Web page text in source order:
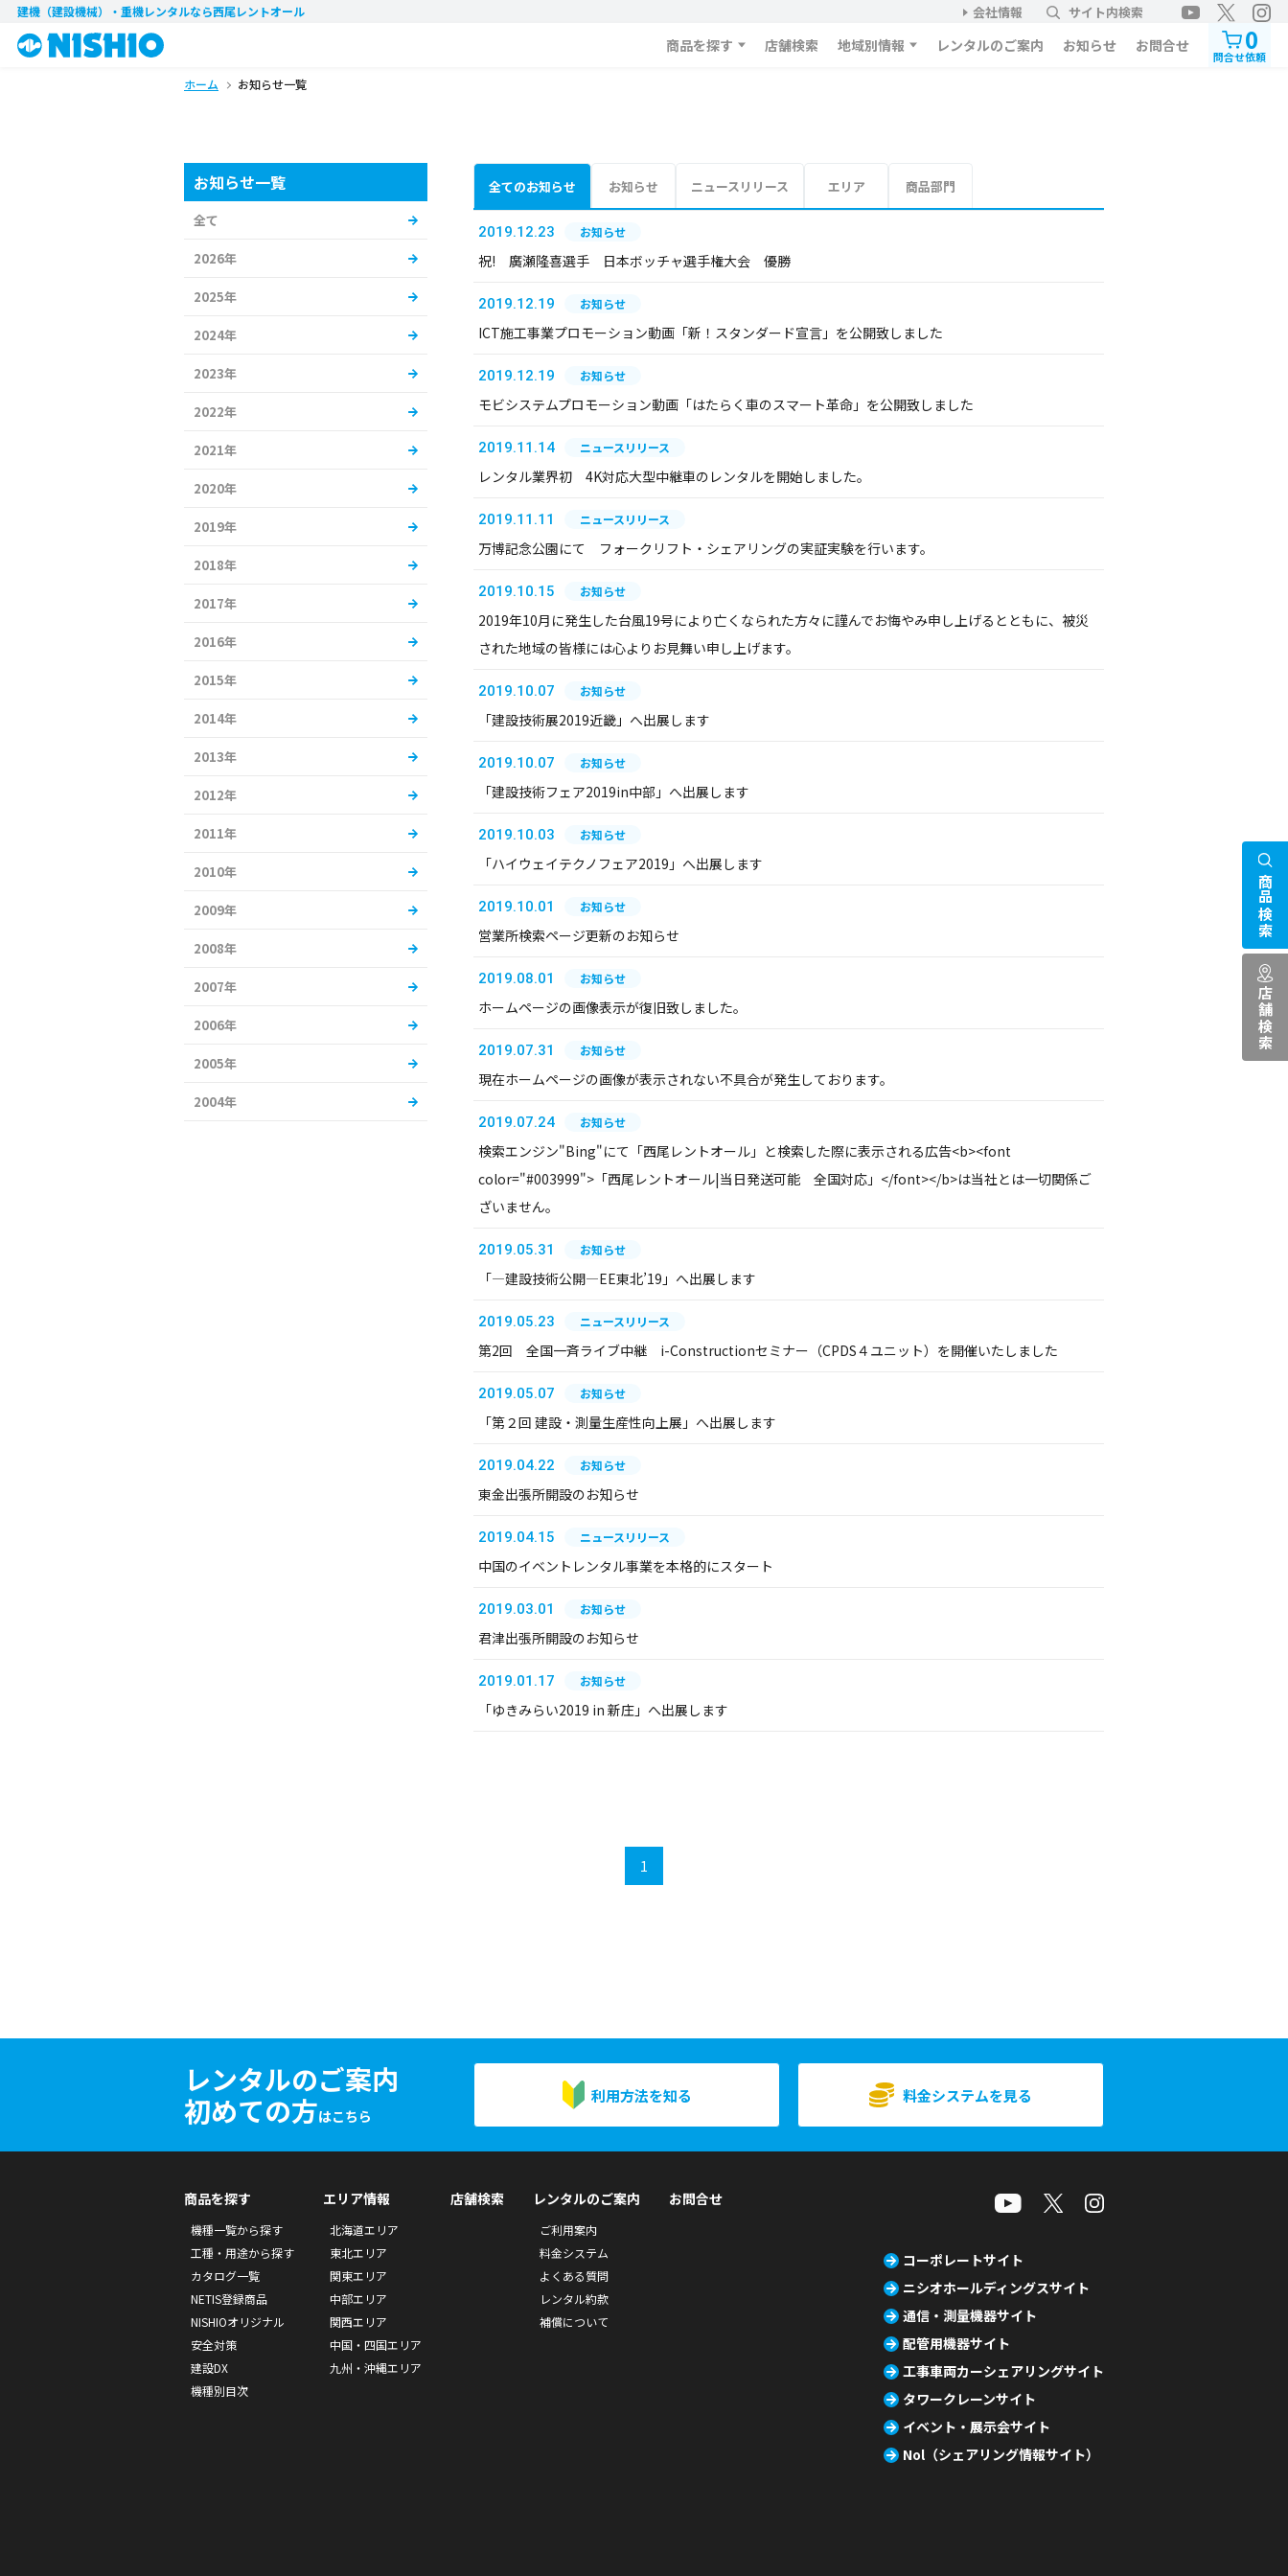
建機（建設機械）・重機レンタルなら西尾レントオール 会社情報 サイト内検索
商品を探す 店舗検索 地域別情報 レンタルのご案内 お知らせ お問合せ 0
問合せ依頼
ホーム お知らせ一覧
全てのお知らせ お知らせ ニュースリリース エリア 商品部門
2019.12.23 お知らせ
祝! 廣瀬隆喜選手 日本ボッチャ選手権大会 優勝
2019.12.19 お知らせ
ICT施工事業プロモーション動画「新！スタンダード宣言」を公開致しました
2019.12.19 お知らせ
モビシステムプロモーション動画「はたらく車のスマート革命」を公開致しました
2019.11.14 ニュースリリース
レンタル業界初 4K対応大型中継車のレンタルを開始しました。
2019.11.11 ニュースリリース
万博記念公園にて フォークリフト・シェアリングの実証実験を行います。
2019.10.15 お知らせ
2019年10月に発生した台風19号により亡くなられた方々に謹んでお悔やみ申し上げるとともに、被災
された地域の皆様には心よりお見舞い申し上げます。
2019.10.07 お知らせ
「建設技術展2019近畿」へ出展します
2019.10.07 お知らせ
「建設技術フェア2019in中部」へ出展します
2019.10.03 お知らせ
「ハイウェイテクノフェア2019」へ出展します
2019.10.01 お知らせ
営業所検索ページ更新のお知らせ
2019.08.01 お知らせ
ホームページの画像表示が復旧致しました。
2019.07.31 お知らせ
現在ホームページの画像が表示されない不具合が発生しております。
2019.07.24 お知らせ
検索エンジン"Bing"にて「西尾レントオール」と検索した際に表示される広告<b><font
color="#003999">「西尾レントオール|当日発送可能 全国対応」</font></b>は当社とは一切関係ご
ざいません。
2019.05.31 お知らせ
「―建設技術公開―EE東北’19」へ出展します
2019.05.23 ニュースリリース
第2回 全国一斉ライブ中継 i-Constructionセミナー（CPDS４ユニット）を開催いたしました
2019.05.07 お知らせ
「第２回 建設・測量生産性向上展」へ出展します
2019.04.22 お知らせ
東金出張所開設のお知らせ
2019.04.15 ニュースリリース
中国のイベントレンタル事業を本格的にスタート
2019.03.01 お知らせ
君津出張所開設のお知らせ
2019.01.17 お知らせ
「ゆきみらい2019 in 新庄」へ出展します
1
お知らせ一覧
全て
2026年
2025年
2024年
2023年
2022年
2021年
2020年
2019年
2018年
2017年
2016年
2015年
2014年
2013年
2012年
2011年
2010年
2009年
2008年
2007年
2006年
2005年
2004年
レンタルのご案内
初めての方はこちら
利用方法を知る 料金システムを見る
商品検索
店舗検索
商品を探す
機種一覧から探す
工種・用途から探す
カタログ一覧
NETIS登録商品
NISHIOオリジナル
安全対策
建設DX
機種別目次
エリア情報
北海道エリア
東北エリア
関東エリア
中部エリア
関西エリア
中国・四国エリア
九州・沖縄エリア
店舗検索 レンタルのご案内
ご利用案内
料金システム
よくある質問
レンタル約款
補償について
お問合せ
コーポレートサイト
ニシオホールディングスサイト
通信・測量機器サイト
配管用機器サイト
工事車両カーシェアリングサイト
タワークレーンサイト
イベント・展示会サイト
Nol（シェアリング情報サイト）